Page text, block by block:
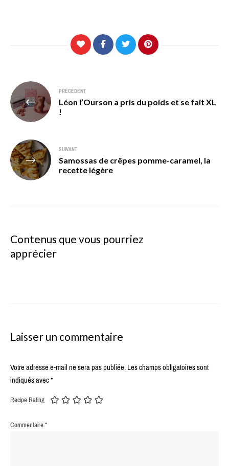
Navigation
de
l’article
PRÉCÉDENT
Léon l’Ourson a pris du poids et se fait XL
!
SUIVANT
Samossas de crêpes pomme-caramel, la
recette légère
Contenus que vous pourriez
apprécier
Laisser un commentaire
Votre adresse e-mail ne sera pas publiée.Les champs obligatoires sont
indiqués avec*
Recipe Rating
Commentaire*